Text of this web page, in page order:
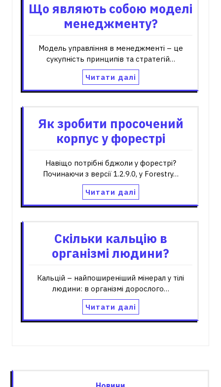
Що являють собою моделі
менеджменту?
Модель управління в менеджменті – це
сукупність принципів та стратегій…
Читати далі
Як зробити просочений
корпус у форестрі
Навіщо потрібні бджоли у форестрі?
Починаючи з версії 1.2.9.0, у Forestry…
Читати далі
Скільки кальцію в
організмі людини?
Кальцій – найпоширеніший мінерал у тілі
людини: в організмі дорослого…
Читати далі